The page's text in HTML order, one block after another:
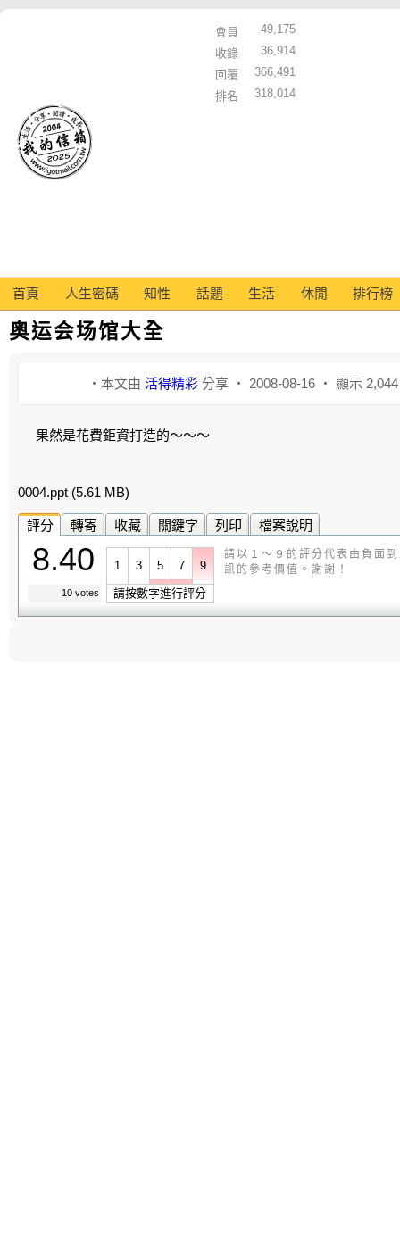
會員
49,175
收錄
36,914
回覆
366,491
排名
318,014
首頁 人生密碼 知性 話題 生活 休閒 排行榜
奥运会场馆大全
‧本文由 活得精彩 分享 ‧ 2008-08-16 ‧ 顯示
果然是花費鉅資打造的～～～
0004.ppt (5.61 MB)
評分 轉寄 收藏 關鍵字 列印 檔案說明
8.40
10 votes
1 3 5 7 9
請按數字進行評分
請以１～９的評分代表由負面
訊的參考價值。謝謝！